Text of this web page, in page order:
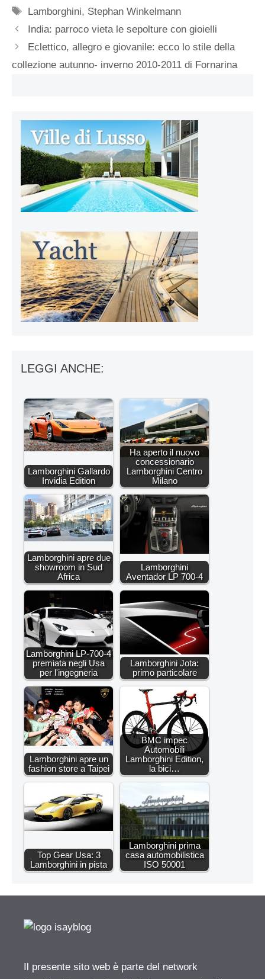
Tag
Lamborghini, Stephan Winkelmann
India: parroco vieta le sepolture con gioielli
Eclettico, allegro e giovanile: ecco lo stile della
collezione autunno- inverno 2010-2011 di Fornarina
LEGGI ANCHE:
Lamborghini Gallardo
Invidia Edition
Ha aperto il nuovo
concessionario
Lamborghini Centro
Milano
Lamborghini apre due
showroom in Sud
Africa
Lamborghini
Aventador LP 700-4
Lamborghini LP-700-4
premiata negli Usa
per l'ingegneria
Lamborghini Jota:
primo particolare
Lamborghini apre un
fashion store a Taipei
BMC impec
Automobili
Lamborghini Edition,
la bici…
Top Gear Usa: 3
Lamborghini in pista
Lamborghini prima
casa automobilistica
ISO 50001
Il presente sito web è parte del network